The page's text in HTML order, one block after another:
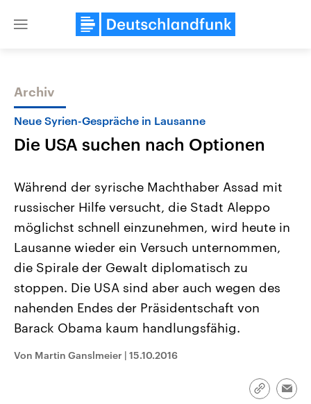
Close
Themen
USA
Aktuelle Beiträge, Analysen und
Hintergründe
Wirtschaftlich und militärisch
gehören die Vereinigten Staaten zu
den mächtigsten Ländern der Erde,
mit großem Einfluss auf das
Nahostkonflikt
Aktuelle Lage und
Der Überfall der
Terrororganisation Hamas
Oktober 2023 auf Israel
Region wieder die
Israel möchte die Hamas
Libanon vom Iran
Sendungen Programm Podcasts
Archiv
Neue Syrien-Gespräche in Lausanne
Die USA suchen nach Optionen
Während der syrische Machthaber Assad mit
russischer Hilfe versucht, die Stadt Aleppo
möglichst schnell einzunehmen, wird heute in
Lausanne wieder ein Versuch unternommen,
die Spirale der Gewalt diplomatisch zu
stoppen. Die USA sind aber auch wegen des
nahenden Endes der Präsidentschaft von
Barack Obama kaum handlungsfähig.
Von Martin Ganslmeier | 15.10.2016
Link